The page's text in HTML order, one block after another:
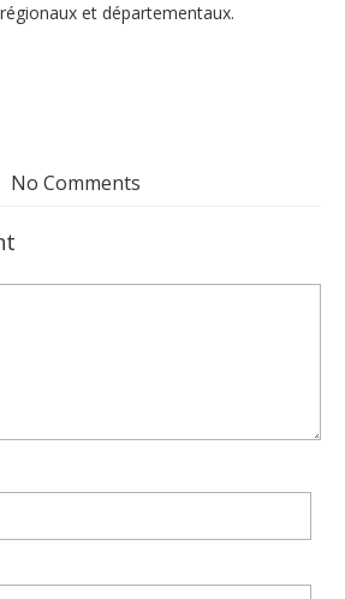
et départementaux.
No Comments